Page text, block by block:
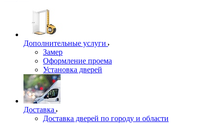
Дополнительные услуги
Замер
Оформление проема
Установка дверей
Доставка
Доставка дверей по городу и области